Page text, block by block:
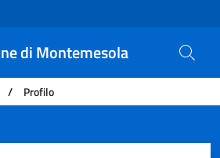
di Montemesola
/ Profilo